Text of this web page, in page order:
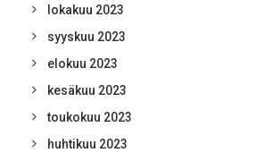
lokakuu 2023
syyskuu 2023
elokuu 2023
kesäkuu 2023
toukokuu 2023
huhtikuu 2023